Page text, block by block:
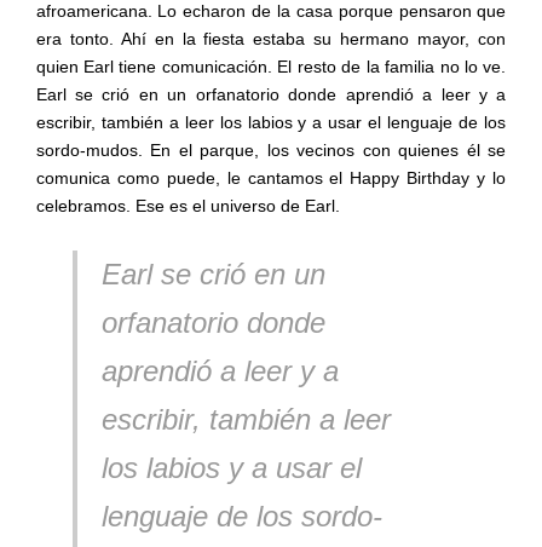
afroamericana. Lo echaron de la casa porque pensaron que
era tonto. Ahí en la fiesta estaba su hermano mayor, con
quien Earl tiene comunicación. El resto de la familia no lo ve.
Earl se crió en un orfanatorio donde aprendió a leer y a
escribir, también a leer los labios y a usar el lenguaje de los
sordo-mudos. En el parque, los vecinos con quienes él se
comunica como puede, le cantamos el Happy Birthday y lo
celebramos. Ese es el universo de Earl.
Earl se crió en un
orfanatorio donde
aprendió a leer y a
escribir, también a leer
los labios y a usar el
lenguaje de los sordo-